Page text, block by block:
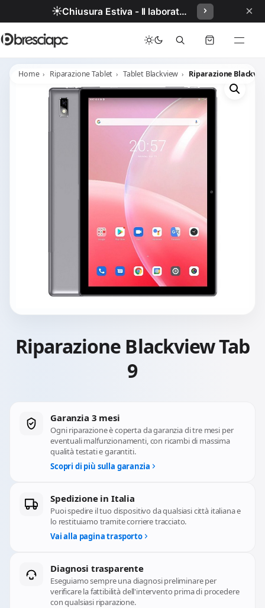
☀️ Chiusura Estiva - Il laboratorio resterà chiuso per ferie dal 29/06/2026 al 05/07/2026 compresi. ×
Home Riparazione Tablet Tablet Blackview Riparazione
Riparazione Blackview Tab
9
Garanzia 3 mesi
Ogni riparazione è coperta da garanzia di tre mesi per
eventuali malfunzionamenti, con ricambi di massima
qualità testati e garantiti.
Scopri di più sulla garanzia
Spedizione in Italia
Puoi spedire il tuo dispositivo da qualsiasi città italiana e
lo restituiamo tramite corriere tracciato.
Vai alla pagina trasporto
Diagnosi trasparente
Eseguiamo sempre una diagnosi preliminare per
verificare la fattibilità dell'intervento prima di procedere
con qualsiasi riparazione.